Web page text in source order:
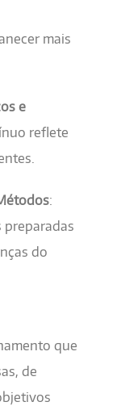
mais
e
reflete
:
preparadas
do
que
de